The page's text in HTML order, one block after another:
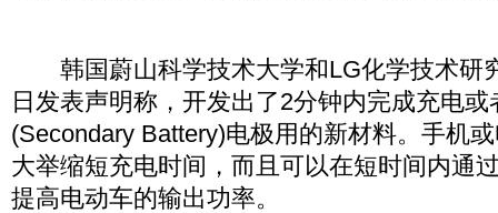
韩国蔚山科学技术大学和LG化学技术研
日发表声明称，开发出了2分钟内完成充电
(Secondary Battery)电极用的新材料。手机
大举缩短充电时间，而且可以在短时间内通
提高电动车的输出功率。